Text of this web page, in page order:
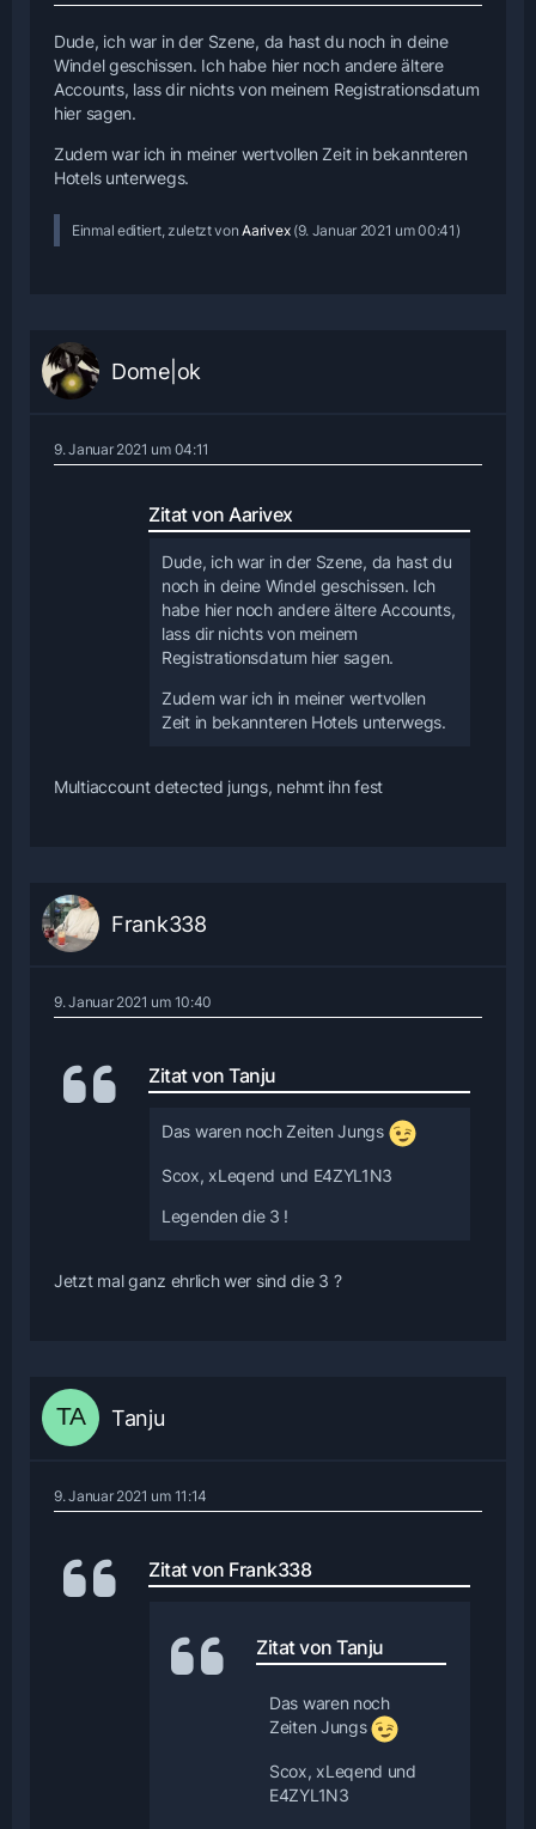
Dude, ich war in der Szene, da hast du noch in deine
Windel geschissen. Ich habe hier noch andere ältere
Accounts, lass dir nichts von meinem Registrationsdatum
hier sagen.
Zudem war ich in meiner wertvollen Zeit in bekannteren
Hotels unterwegs.
Einmal editiert, zuletzt vonAarivex(9. Januar 2021 um 00:41 )
Dome|ok
9. Januar 2021 um 04:11
Zitat von Aarivex
Dude, ich war in der Szene, da hast du
noch in deine Windel geschissen. Ich
habe hier noch andere ältere Accounts,
lass dir nichts von meinem
Registrationsdatum hier sagen.
Zudem war ich in meiner wertvollen
Zeit in bekannteren Hotels unterwegs.
Multiaccount detected jungs, nehmt ihn fest
Frank338
9. Januar 2021 um 10:40
Zitat von Tanju
Das waren noch Zeiten Jungs
Scox, xLeqend und E4ZYL1N3
Legenden die 3 !
Jetzt mal ganz ehrlich wer sind die 3 ?
Tanju
9. Januar 2021 um 11:14
Zitat von Frank338
Zitat von Tanju
Das waren noch
Zeiten Jungs
Scox, xLeqend und
E4ZYL1N3